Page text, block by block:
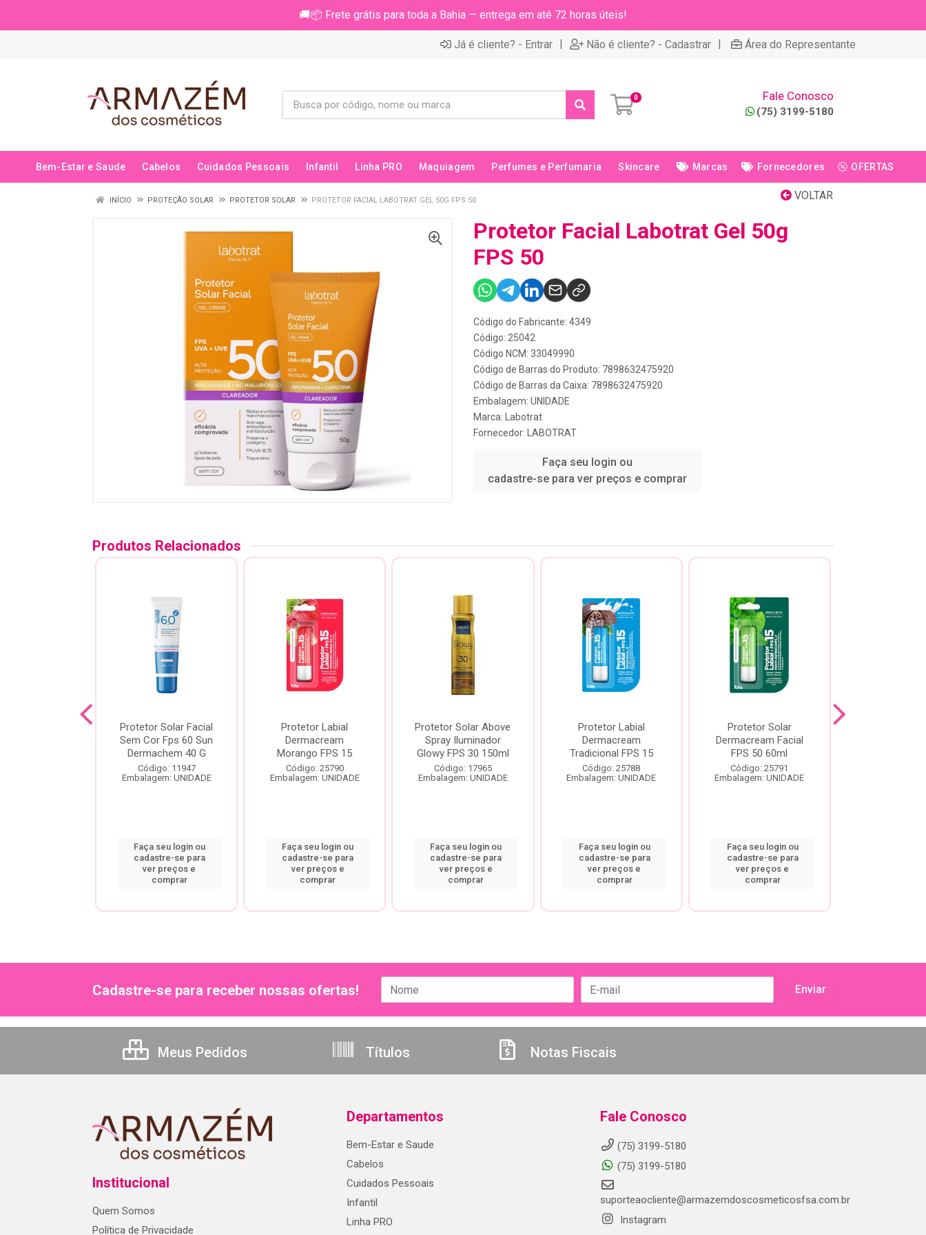
🚚📦 Frete grátis para toda a Bahia — entrega em até 72 horas úteis!
Já é cliente? - Entrar | Não é cliente? - Cadastrar | Área do Representante
0 Fale Conosco
(75) 3199-5180
Bem-Estar e Saude Cabelos Cuidados Pessoais Infantil Linha PRO Maquiagem Perfumes e Perfumaria Skincare Marcas Fornecedores OFERTAS
VOLTAR
INÍCIO PROTEÇÃO SOLAR PROTETOR SOLAR PROTETOR FACIAL LABOTRAT GEL 50G FPS 50
Protetor Facial Labotrat Gel 50g
FPS 50
Código do Fabricante: 4349
Código: 25042
Código NCM: 33049990
Código de Barras do Produto: 7898632475920
Código de Barras da Caixa: 7898632475920
Embalagem: UNIDADE
Marca:
Labotrat
Fornecedor:
LABOTRAT
Faça seu login ou
cadastre-se para ver preços e comprar
Produtos Relacionados
Protetor Solar Facial
Sem Cor Fps 60 Sun
Dermachem 40 G
Código: 11947
Embalagem: UNIDADE
Faça seu login ou
cadastre-se para
ver preços e
comprar
Protetor Labial
Dermacream
Morango FPS 15
Código: 25790
Embalagem: UNIDADE
Faça seu login ou
cadastre-se para
ver preços e
comprar
Protetor Solar Above
Spray Iluminador
Glowy FPS 30 150ml
Código: 17965
Embalagem: UNIDADE
Faça seu login ou
cadastre-se para
ver preços e
comprar
Protetor Labial
Dermacream
Tradicional FPS 15
Código: 25788
Embalagem: UNIDADE
Faça seu login ou
cadastre-se para
ver preços e
comprar
Protetor Solar
Dermacream Facial
FPS 50 60ml
Código: 25791
Embalagem: UNIDADE
Faça seu login ou
cadastre-se para
ver preços e
comprar
Cadastre-se para receber nossas ofertas!
Meus Pedidos Títulos Notas Fiscais
Institucional
Quem Somos
Política de Privacidade
Departamentos
Bem-Estar e Saude
Cabelos
Cuidados Pessoais
Infantil
Linha PRO
Fale Conosco
(75) 3199-5180
(75) 3199-5180
suporteaocliente@armazemdoscosmeticosfsa.com.br
Instagram